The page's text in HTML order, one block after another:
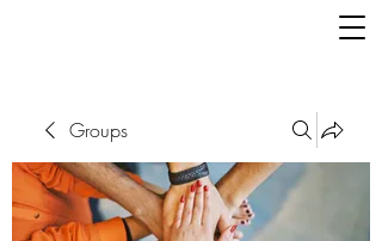
Groups